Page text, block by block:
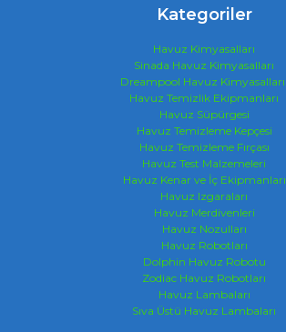
Kategoriler
Havuz Kimyasalları
Sinada Havuz Kimyasalları
Dreampool Havuz Kimyasalları
Havuz Temizlik Ekipmanları
Havuz Süpürgesi
Havuz Temizleme Kepçesi
Havuz Temizleme Fırçası
Havuz Test Malzemeleri
Havuz Kenar ve İç Ekipmanları
Havuz Izgaraları
Havuz Merdivenleri
Havuz Nozulları
Havuz Robotları
Dolphin Havuz Robotu
Zodiac Havuz Robotları
Havuz Lambaları
Sıva Üstü Havuz Lambaları